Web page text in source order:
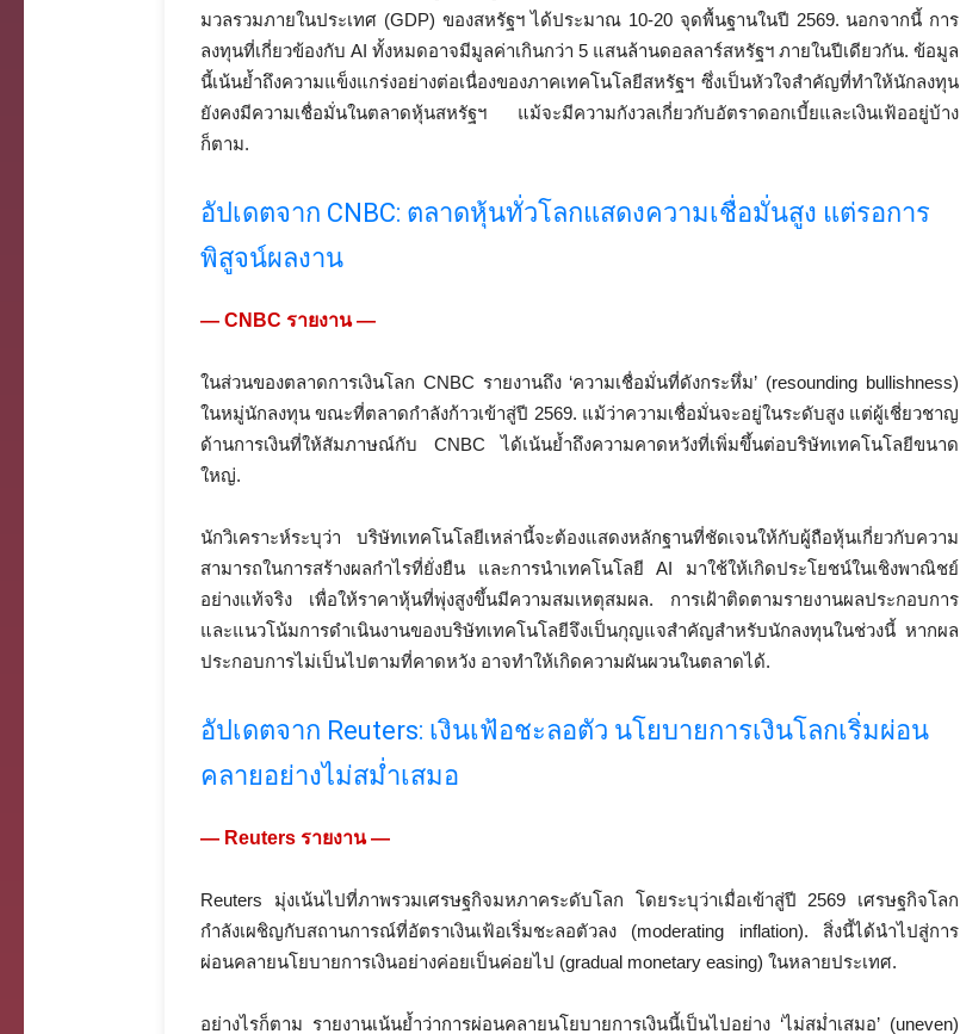
มวลรวมภายในประเทศ (GDP) ของสหรัฐฯ ได้ประมาณ 10-20 จุดพื้นฐานในปี 2569. นอกจากนี้ การ
ลงทุนที่เกี่ยวข้องกับ AI ทั้งหมดอาจมีมูลค่าเกินกว่า 5 แสนล้านดอลลาร์สหรัฐฯ ภายในปีเดียวกัน. ข้อมูล
นี้เน้นย้ำถึงความแข็งแกร่งอย่างต่อเนื่องของภาคเทคโนโลยีสหรัฐฯ ซึ่งเป็นหัวใจสำคัญที่ทำให้นักลงทุน
ยังคงมีความเชื่อมั่นในตลาดหุ้นสหรัฐฯ แม้จะมีความกังวลเกี่ยวกับอัตราดอกเบี้ยและเงินเฟ้ออยู่บ้าง
ก็ตาม.
อัปเดตจาก CNBC: ตลาดหุ้นทั่วโลกแสดงความเชื่อมั่นสูง แต่รอการ
พิสูจน์ผลงาน
— CNBC รายงาน —
ในส่วนของตลาดการเงินโลก CNBC รายงานถึง ‘ความเชื่อมั่นที่ดังกระหึ่ม’ (resounding bullishness)
ในหมู่นักลงทุน ขณะที่ตลาดกำลังก้าวเข้าสู่ปี 2569. แม้ว่าความเชื่อมั่นจะอยู่ในระดับสูง แต่ผู้เชี่ยวชาญ
ด้านการเงินที่ให้สัมภาษณ์กับ CNBC ได้เน้นย้ำถึงความคาดหวังที่เพิ่มขึ้นต่อบริษัทเทคโนโลยีขนาด
ใหญ่.
นักวิเคราะห์ระบุว่า บริษัทเทคโนโลยีเหล่านี้จะต้องแสดงหลักฐานที่ชัดเจนให้กับผู้ถือหุ้นเกี่ยวกับความ
สามารถในการสร้างผลกำไรที่ยั่งยืน และการนำเทคโนโลยี AI มาใช้ให้เกิดประโยชน์ในเชิงพาณิชย์
อย่างแท้จริง เพื่อให้ราคาหุ้นที่พุ่งสูงขึ้นมีความสมเหตุสมผล. การเฝ้าติดตามรายงานผลประกอบการ
และแนวโน้มการดำเนินงานของบริษัทเทคโนโลยีจึงเป็นกุญแจสำคัญสำหรับนักลงทุนในช่วงนี้ หากผล
ประกอบการไม่เป็นไปตามที่คาดหวัง อาจทำให้เกิดความผันผวนในตลาดได้.
อัปเดตจาก Reuters: เงินเฟ้อชะลอตัว นโยบายการเงินโลกเริ่มผ่อน
คลายอย่างไม่สม่ำเสมอ
— Reuters รายงาน —
Reuters มุ่งเน้นไปที่ภาพรวมเศรษฐกิจมหภาคระดับโลก โดยระบุว่าเมื่อเข้าสู่ปี 2569 เศรษฐกิจโลก
กำลังเผชิญกับสถานการณ์ที่อัตราเงินเฟ้อเริ่มชะลอตัวลง (moderating inflation). สิ่งนี้ได้นำไปสู่การ
ผ่อนคลายนโยบายการเงินอย่างค่อยเป็นค่อยไป (gradual monetary easing) ในหลายประเทศ.
อย่างไรก็ตาม รายงานเน้นย้ำว่าการผ่อนคลายนโยบายการเงินนี้เป็นไปอย่าง ‘ไม่สม่ำเสมอ’ (uneven)